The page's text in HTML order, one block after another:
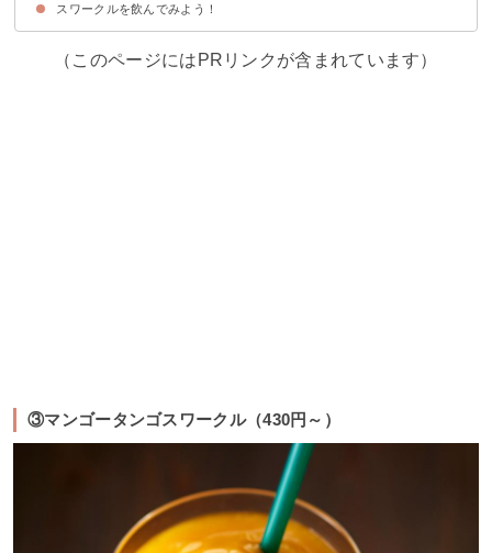
材料
作り方・手順
スワークルを飲んでみよう！
（このページにはPRリンクが含まれています）
③マンゴータンゴスワークル（430円～）